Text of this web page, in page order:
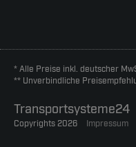
* Alle Preise inkl. deutscher
** Unverbindliche
Transportsysteme24
Copyrights 2026 Impressum